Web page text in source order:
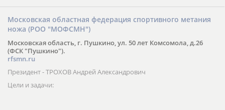
Московская областная федерация спортивного метания
ножа (РОО "МОФСМН")
Московская область, г. Пушкино, ул. 50 лет Комсомола, д.26
(ФСК "Пушкино").
rfsmn.ru
Президент - ТРОХОВ Андрей Александрович
Цели и задачи: